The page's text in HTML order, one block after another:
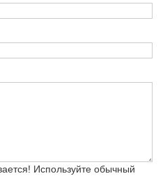
Используйте обычный